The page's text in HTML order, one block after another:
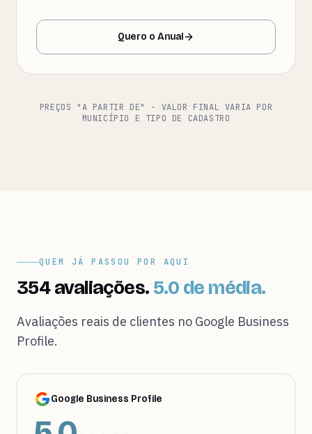
Quero o Anual
PREÇOS "A PARTIR DE" · VALOR FINAL VARIA POR
MUNICÍPIO E TIPO DE CADASTRO
QUEM JÁ PASSOU POR AQUI
354 avaliações. 5.0 de média.
Avaliações reais de clientes no Google Business
Profile.
Google Business Profile